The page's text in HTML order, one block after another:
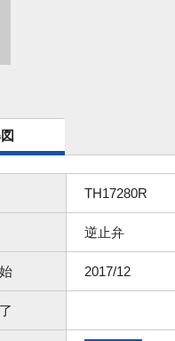
TH17280R
逆止弁
2017/12